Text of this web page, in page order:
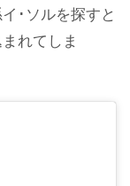
･ソルを探すと
れてしま